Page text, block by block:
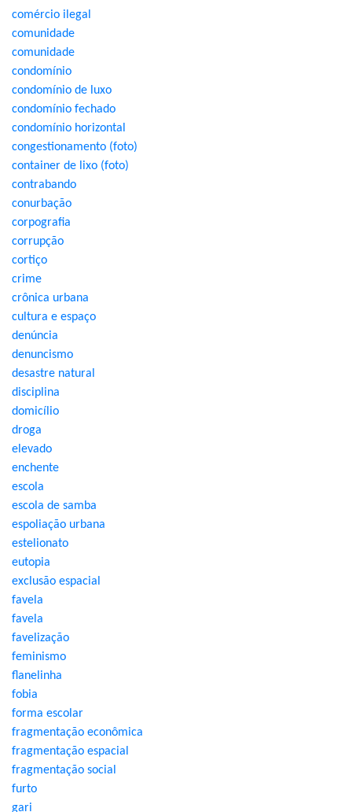
comércio ilegal
comunidade
comunidade
condomínio
condomínio de luxo
condomínio fechado
condomínio horizontal
congestionamento (foto)
container de lixo (foto)
contrabando
conurbação
corpografia
corrupção
cortiço
crime
crônica urbana
cultura e espaço
denúncia
denuncismo
desastre natural
disciplina
domicílio
droga
elevado
enchente
escola
escola de samba
espoliação urbana
estelionato
eutopia
exclusão espacial
favela
favela
favelização
feminismo
flanelinha
fobia
forma escolar
fragmentação econômica
fragmentação espacial
fragmentação social
furto
gari